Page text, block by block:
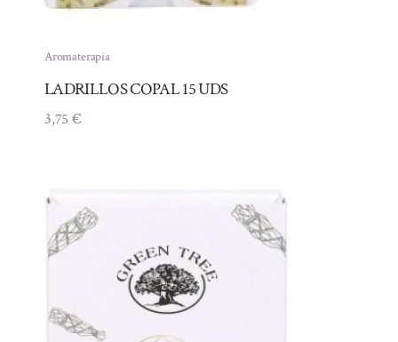
Aromaterapia
LADRILLOS COPAL 15 UDS
3,75€